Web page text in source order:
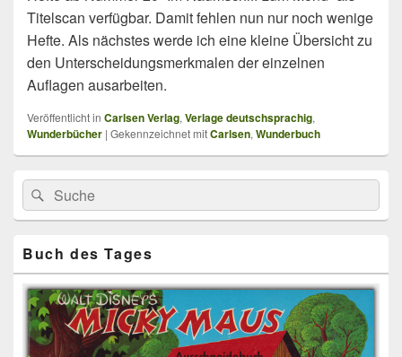
Titelscan verfügbar. Damit fehlen nun nur noch wenige
Hefte. Als nächstes werde ich eine kleine Übersicht zu
den Unterscheidungsmerkmalen der einzelnen
Auflagen ausarbeiten.
Veröffentlicht in Carlsen Verlag, Verlage deutschsprachig,
Wunderbücher | Gekennzeichnet mitCarlsen, Wunderbuch
Primärer
Seitenleisten
Widget-
Bereich
Search
for:
Suche
Buch des Tages